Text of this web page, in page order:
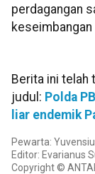
perdagangan
keseimbangan
Berita ini telah
judul: Polda
liar endemik
Pewarta:
Editor: Evarianus
Copyright ©